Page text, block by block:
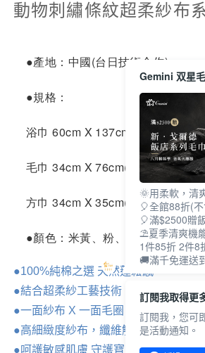
動物刺繡條紋超柔紗布
●產地：中國(台日技術合作)
●規格：
浴巾 60cm X 137cm(±5%)
毛巾 34cm X 76cm(±5%)
方巾 34cm X 35cm(±5%)
●顏色：米黃、粉、藍
●100%純棉之選 天然蓬鬆感
●結合超柔紗工藝技術，柔軟更升級，
●一面紗布 X 一面毛圈 雙倍享受
●高細緻度紗布，纖維觸感超柔軟，透
●呵護敏感肌膚 守護寶貝的健康
Gemini 双星
🌞用柔軟，清
🎈全館88折(
🎈滿$2500贈
⛱夏季清爽機
1件85折 2件8
🚚滿千免運送
訂閱我取得更
訂閱我，您可
是活動通知。